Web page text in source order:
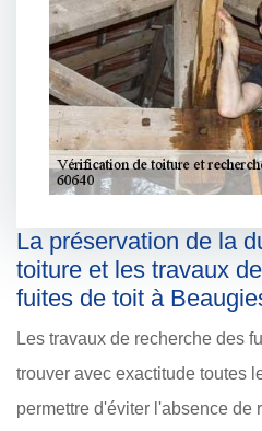
La préservation de la
toiture et les travaux
fuites de toit à
Les travaux de recherche des
trouver avec exactitude toutes
permettre d'éviter l'absence de